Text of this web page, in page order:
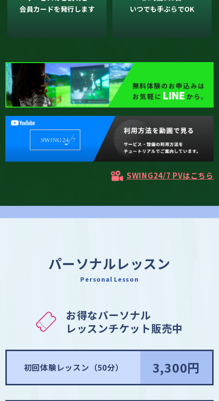
会員カードを発行します
いつでも手ぶらでOK
SWING24/7 PVはこちら
パーソナルレッスン
Personal Lesson
お得なパーソナル
レッスンチケット販売中
初回体験レッスン（50分） 3,300円